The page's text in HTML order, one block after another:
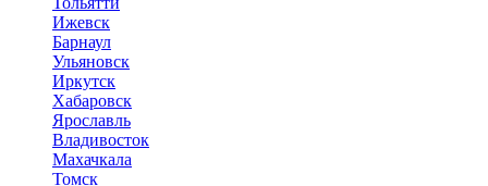
Ижевск
Барнаул
Ульяновск
Иркутск
Хабаровск
Ярославль
Владивосток
Махачкала
Томск